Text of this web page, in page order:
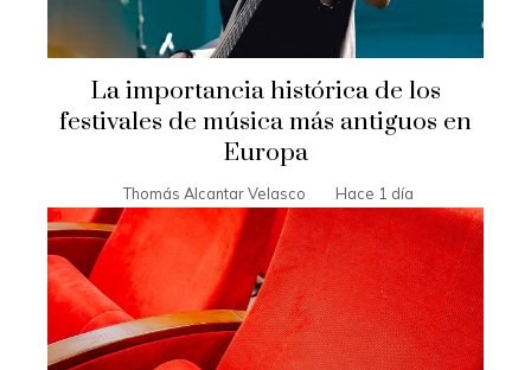
La importancia histórica de los
festivales de música más antiguos en
Europa
Thomás Alcantar Velasco Hace 1 día